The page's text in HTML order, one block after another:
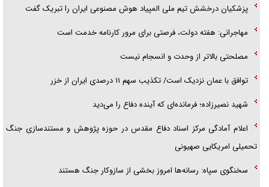
پزشکیان درخشش تیم ملی المپیاد هوش مصنوعی ایران را تبریک گفت
مهاجرانی: هفته دولت، فرصتی برای مرور کارنامه خدمت است
مصلحتی بالاتر از وحدت و انسجام نیست
توافق با عمان نزدیک است/ تکذیب سهم ۱۱ درصدی ایران از خزر
شهید نصیرزاده؛ فرمانده‌ای که آینده دفاع را می‌دید
اعلام آمادگی مرکز اسناد دفاع مقدس در حوزه پژوهش و مستندسازی جنگ
تحمیلی امریکایی صهیونی
سخنگوی سپاه: رسانه‌ها امروز بخشی از سازوکار جنگ هستند